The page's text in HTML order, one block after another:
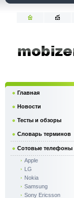
Главная
Новости
Тесты и обзоры
Словарь терминов
Сотовые телефоны
Apple
LG
Nokia
Samsung
Sony Ericsson